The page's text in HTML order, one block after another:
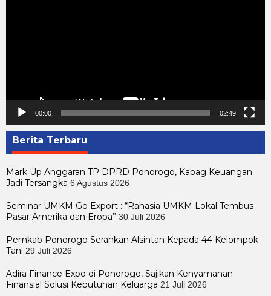
00:00 02:49
Berita Terbaru
Mark Up Anggaran TP DPRD Ponorogo, Kabag Keuangan
Jadi Tersangka 6 Agustus 2026
Seminar UMKM Go Export : “Rahasia UMKM Lokal Tembus
Pasar Amerika dan Eropa” 30 Juli 2026
Pemkab Ponorogo Serahkan Alsintan Kepada 44 Kelompok
Tani 29 Juli 2026
Adira Finance Expo di Ponorogo, Sajikan Kenyamanan
Finansial Solusi Kebutuhan Keluarga 21 Juli 2026